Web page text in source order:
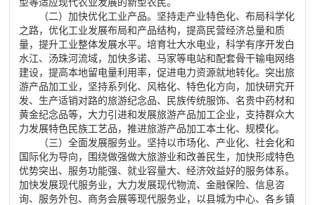
（二）加快优化工业产品。坚持走产业特色化、布局科学化
之路，优化工业发展布局和产品结构，提高民营经济总量和质
量，提升工业整体发展水平。培育壮大水电业，科学有序开发白
水江、汤珠河流域，加快多诺、马家等电站和配套骨干输电网络
建设，提高本地留电量利用率，促进电力资源就地转化。突出旅
游产品加工业，坚持系列化、风格化、特色化方向，加快研究开
发、生产适销对路的旅游纪念品、民族传统服饰、名贵中药材和
黄金纪念品等，大力引进和发展旅游产品加工企业，支持群众大
力发展特色民族工艺品，推进旅游产品加工本土化、规模化。
（三）全面发展服务业。坚持以市场化、产业化、社会化和
国际化为导向，围绕做强做大旅游业和改善民生，加快形成特色
优势突出、服务功能强、就业容量大、经济效益好的服务体系。
加快发展现代服务业，大力发展现代物流、金融保险、信息咨
询、服务外包、商务会展等现代服务业，以县城为中心、各乡镇